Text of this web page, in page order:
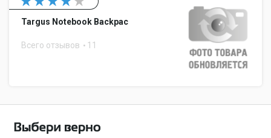
Targus Notebook Backpac
Всего отзывов 11